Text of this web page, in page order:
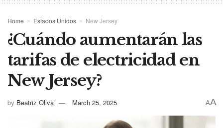
Home Estados Unidos New Jersey
¿Cuándo aumentarán las
tarifas de electricidad en
New Jersey?
by Beatriz Oliva March 25, 2025 AA